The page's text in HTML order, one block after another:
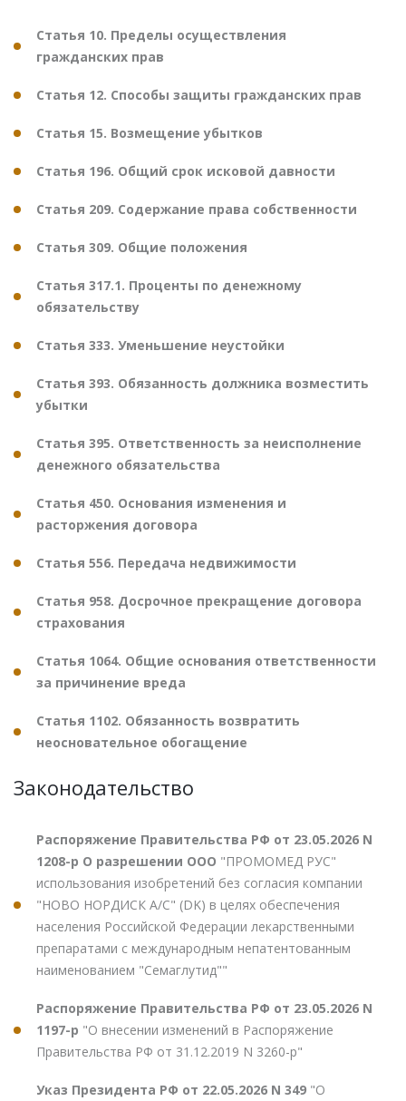
Статья 10. Пределы осуществления
гражданских прав
Статья 12. Способы защиты гражданских прав
Статья 15. Возмещение убытков
Статья 196. Общий срок исковой давности
Статья 209. Содержание права собственности
Статья 309. Общие положения
Статья 317.1. Проценты по денежному
обязательству
Статья 333. Уменьшение неустойки
Статья 393. Обязанность должника возместить
убытки
Статья 395. Ответственность за неисполнение
денежного обязательства
Статья 450. Основания изменения и
расторжения договора
Статья 556. Передача недвижимости
Статья 958. Досрочное прекращение договора
страхования
Статья 1064. Общие основания ответственности
за причинение вреда
Статья 1102. Обязанность возвратить
неосновательное обогащение
Законодательство
Распоряжение Правительства РФ от 23.05.2026 N
1208-р О разрешении ООО "ПРОМОМЕД РУС"
использования изобретений без согласия компании
"НОВО НОРДИСК А/С" (DK) в целях обеспечения
населения Российской Федерации лекарственными
препаратами с международным непатентованным
наименованием "Семаглутид""
Распоряжение Правительства РФ от 23.05.2026 N
1197-р "О внесении изменений в Распоряжение
Правительства РФ от 31.12.2019 N 3260-р"
Указ Президента РФ от 22.05.2026 N 349 "О